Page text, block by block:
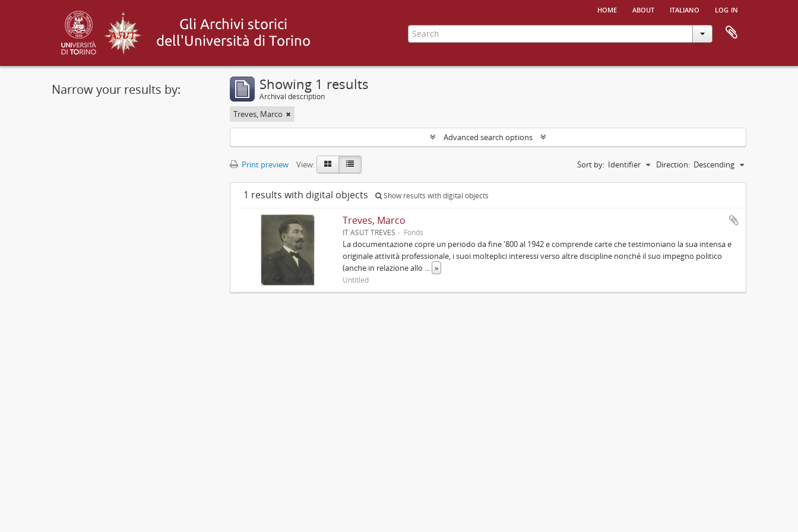
home about italiano log in
Narrow your results by: Showing 1 results
Archival description
Treves, Marco
Advanced search options
Print preview View: Sort by: Identifier Direction: Descending
1 results with digital objects Show results with digital objects
Treves, Marco
IT ASUT TREVES Fonds
La documentazione copre un periodo da fine '800 al 1942 e comprende carte che testimoniano la sua intensa e
originale attività professionale, i suoi molteplici interessi verso altre discipline nonché il suo impegno politico
(anche in relazione allo ... »
Untitled